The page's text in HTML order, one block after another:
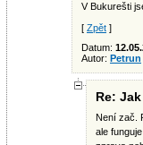
V Bukurešti
[ Zpět ]
Datum:
Autor: Petrun
Re:
Není zač.
ale